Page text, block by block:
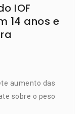
IOF
14 anos e
aumento das
sobre o peso